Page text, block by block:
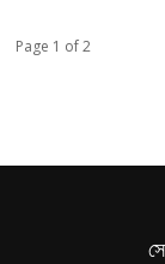
Page 1 of 2